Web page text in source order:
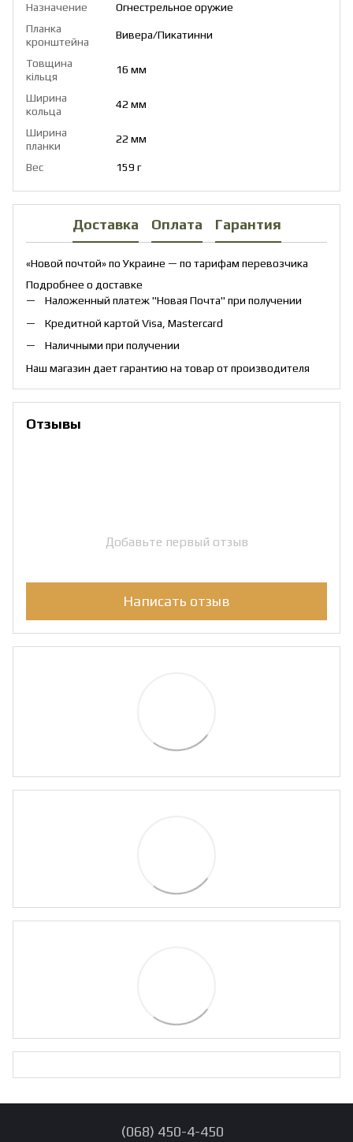
Назначение
Огнестрельное оружие
Планка
кронштейна
Вивера/Пикатинни
Товщина
кільця
16 мм
Ширина
кольца
42 мм
Ширина
планки
22 мм
Вес 159 г
Доставка Оплата Гарантия
«Новой почтой» по Украине — по тарифам перевозчика
Подробнее о доставке
Наложенный платеж "Новая Почта" при получении
Кредитной картой Visa, Mastercard
Наличными при получении
Наш магазин дает гарантию на товар от производителя
Отзывы
Добавьте первый отзыв
Написать отзыв
(068) 450-4-450